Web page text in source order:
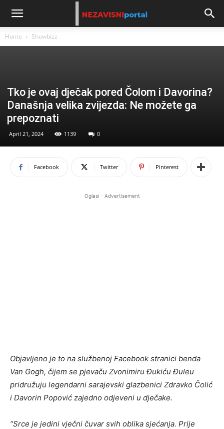
Home Showbizz
Tko je ovaj dječak pored Čolom i Davorina?
Današnja velika zvijezda: Ne možete ga
prepoznati
April 21, 2024 1139 0
Facebook Twitter Pinterest
Oglasi - Advertisement
Objavljeno je to na službenoj Facebook stranici benda
Van Gogh, čijem se pjevaču Zvonimiru Đukiću Đuleu
pridružuju legendarni sarajevski glazbenici Zdravko Čolić
i Davorin Popović zajedno odjeveni u dječake.
“Srce je jedini vječni čuvar svih oblika sjećanja. Prije